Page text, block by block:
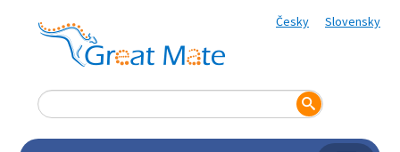
Česky Slovensky